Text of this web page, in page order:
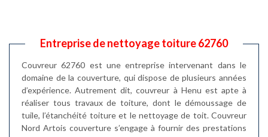
Entreprise de nettoyage toiture 62760
Couvreur 62760 est une entreprise intervenant dans le
domaine de la couverture, qui dispose de plusieurs années
d’expérience. Autrement dit, couvreur à Henu est apte à
réaliser tous travaux de toiture, dont le démoussage de
tuile, l’étanchéité toiture et le nettoyage de toit. Couvreur
Nord Artois couverture s’engage à fournir des prestations